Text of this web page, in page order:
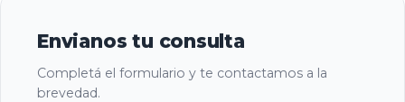
Envianos tu consulta
Completá el formulario y te contactamos a la
brevedad.